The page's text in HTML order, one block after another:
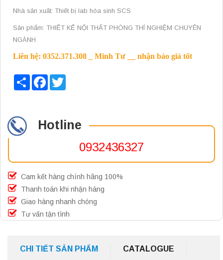
Nhà sản xuất: Thiết bị lab hóa sinh SCS
Sản phẩm: THIẾT KẾ NỘI THẤT PHÒNG THÍ NGHIỆM CHUYÊN
NGÀNH
Liên hệ: 0352.371.308 _ Minh Tư __ nhận báo giá tốt
Share Facebook
Hotline
0932436327
Cam kết hàng chính hãng 100%
Thanh toán khi nhận hàng
Giao hàng nhanh chóng
Tư vấn tận tình
CHI TIẾT SẢN PHẨM CATALOGUE